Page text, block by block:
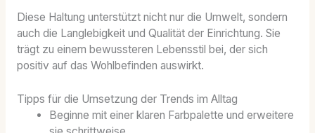
Diese Haltung unterstützt nicht nur die Umwelt, sondern
auch die Langlebigkeit und Qualität der Einrichtung. Sie
trägt zu einem bewussteren Lebensstil bei, der sich
positiv auf das Wohlbefinden auswirkt.
Tipps für die Umsetzung der Trends im Alltag
Beginne mit einer klaren Farbpalette und erweitere